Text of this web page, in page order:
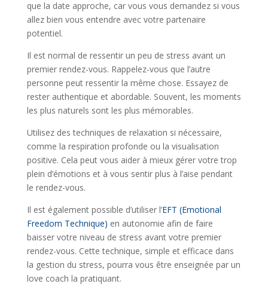
que la date approche, car vous vous demandez si vous
allez bien vous entendre avec votre partenaire
potentiel.
Il est normal de ressentir un peu de stress avant un
premier rendez-vous. Rappelez-vous que l’autre
personne peut ressentir la même chose. Essayez de
rester authentique et abordable. Souvent, les moments
les plus naturels sont les plus mémorables.
Utilisez des techniques de relaxation si nécessaire,
comme la respiration profonde ou la visualisation
positive. Cela peut vous aider à mieux gérer votre trop
plein d’émotions et à vous sentir plus à l’aise pendant
le rendez-vous.
Il est également possible d’utiliser l’EFT (Emotional
Freedom Technique) en autonomie afin de faire
baisser votre niveau de stress avant votre premier
rendez-vous. Cette technique, simple et efficace dans
la gestion du stress, pourra vous être enseignée par un
love coach la pratiquant.